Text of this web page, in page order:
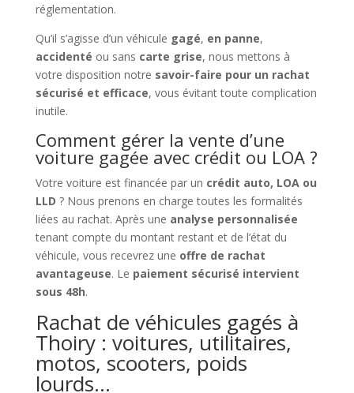
réglementation.
Qu’il s’agisse d’un véhicule gagé, en panne,
accidenté ou sans carte grise, nous mettons à
votre disposition notre savoir-faire pour un rachat
sécurisé et efficace, vous évitant toute complication
inutile.
Comment gérer la vente d’une
voiture gagée avec crédit ou LOA ?
Votre voiture est financée par un crédit auto, LOA ou
LLD ? Nous prenons en charge toutes les formalités
liées au rachat. Après une analyse personnalisée
tenant compte du montant restant et de l’état du
véhicule, vous recevrez une offre de rachat
avantageuse. Le paiement sécurisé intervient
sous 48h.
Rachat de véhicules gagés à
Thoiry : voitures, utilitaires,
motos, scooters, poids
lourds…